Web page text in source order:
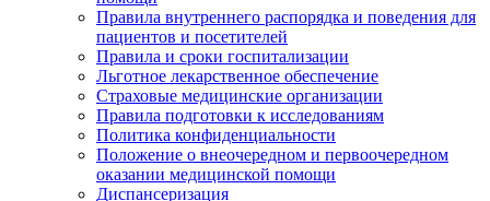
Правила внутреннего распорядка и поведения для
пациентов и посетителей
Правила и сроки госпитализации
Льготное лекарственное обеспечение
Страховые медицинские организации
Правила подготовки к исследованиям
Политика конфиденциальности
Положение о внеочередном и первоочередном
оказании медицинской помощи
Диспансеризация